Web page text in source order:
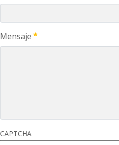
Mensaje
CAPTCHA